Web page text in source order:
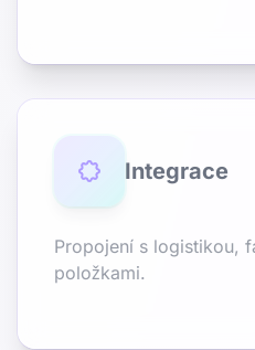
Integrace
Propojení s logistikou,
položkami.